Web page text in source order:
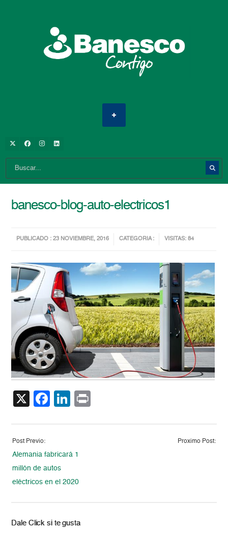
banesco-blog-auto-electricos1
PUBLICADO : 23 NOVIEMBRE, 2016 CATEGORIA : VISITAS: 84
X Facebook
LinkedIn
Post Previo:
Alemania fabricará 1
millón de autos
eléctricos en el 2020
Proximo Post:
Dale Click si te gusta